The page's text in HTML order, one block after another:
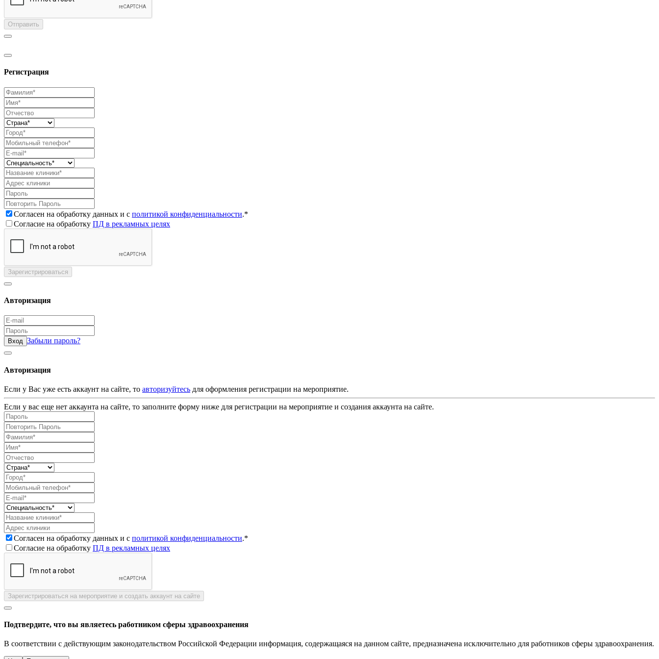
Отправить
Регистрация
Согласен на обработку данных и с политикой конфиденциальности.*
Согласие на обработку ПД в рекламных целях
Зарегистрироваться
Авторизация
Вход Забыли пароль?
Авторизация
Если у Вас уже есть аккаунт на сайте, то авторизуйтесь для оформления регистрации на мероприятие.
Если у вас еще нет аккаунта на сайте, то заполните форму ниже для регистрации на мероприятие и создания аккаунта на сайте.
Согласен на обработку данных и с политикой конфиденциальности.*
Согласие на обработку ПД в рекламных целях
Зарегистрироваться на мероприятие и создать аккаунт на сайте
Подтвердите, что вы являетесь работником сферы здравоохранения
В соответствии с действующим законодательством Российской Федерации информация, содержащаяся на данном сайте, предназначена исключительно для работников сферы здравоохранения.